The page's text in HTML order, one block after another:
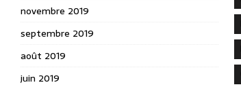
novembre 2019
septembre 2019
août 2019
juin 2019